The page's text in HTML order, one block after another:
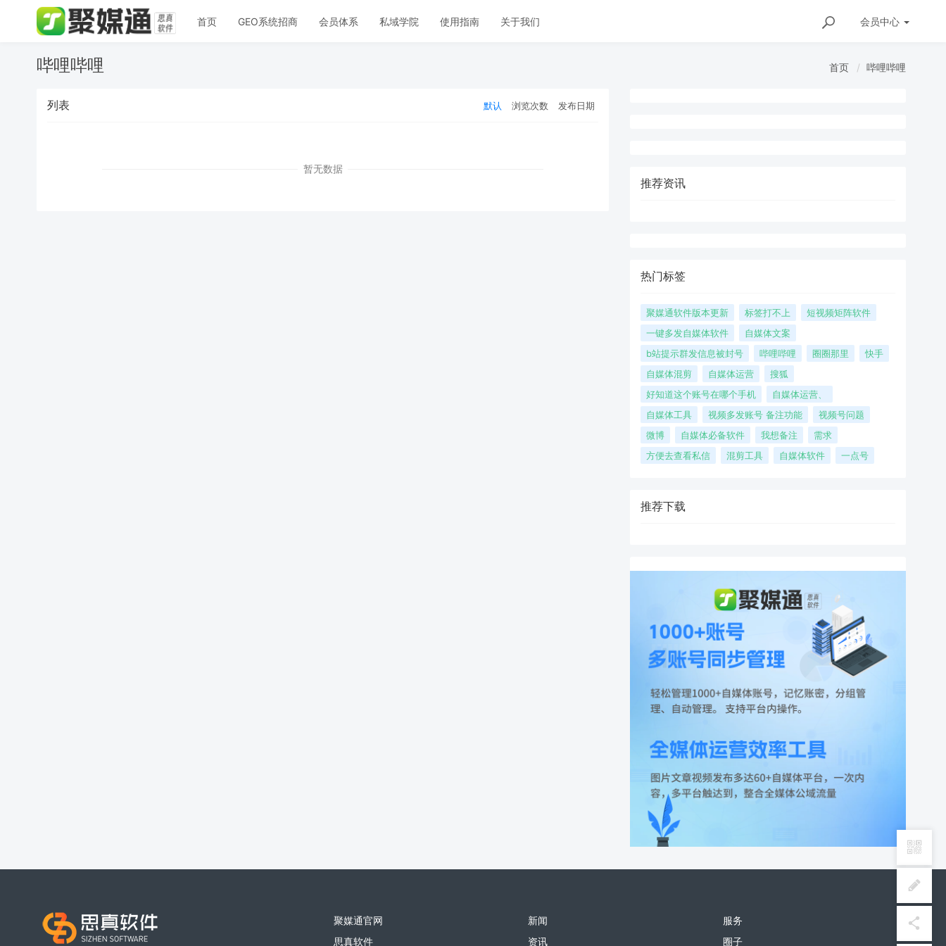
首页 GEO系统招商 会员体系 私域学院 使用指南 关于我们 会员中心
哔哩哔哩 首页 哔哩哔哩
列表 默认 浏览次数 发布日期
暂无数据
推荐资讯
热门标签
聚媒通软件版本更新 标签打不上
短视频矩阵软件
一键多发自媒体软件
自媒体文案
b站提示群发信息被封号
哔哩哔哩 圈圈那里
快手
自媒体混剪
自媒体运营
搜狐
好知道这个账号在哪个手机
自媒体运营、
自媒体工具
视频多发账号 备注功能
视频号问题
微博
自媒体必备软件 我想备注
需求
方便去查看私信
混剪工具 自媒体软件 一点号
推荐下载
聚媒通官网
思真软件
新闻
资讯
服务
圈子